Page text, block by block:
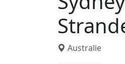
Australie